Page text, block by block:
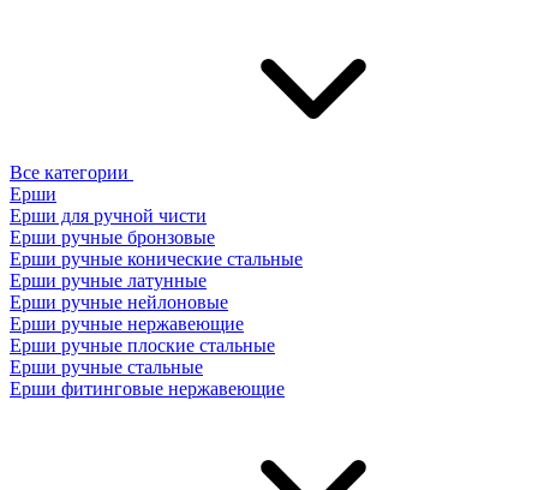
Все категории
Ерши
Ерши для ручной чисти
Ерши ручные бронзовые
Ерши ручные конические стальные
Ерши ручные латунные
Ерши ручные нейлоновые
Ерши ручные нержавеющие
Ерши ручные плоские стальные
Ерши ручные стальные
Ерши фитинговые нержавеющие